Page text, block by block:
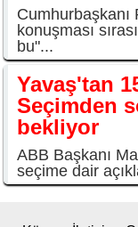
Cumhurbaşkanı
konuşması
bu"...
Yavaş'tan
Seçimden
bekliyor
ABB Başkanı
seçime dair